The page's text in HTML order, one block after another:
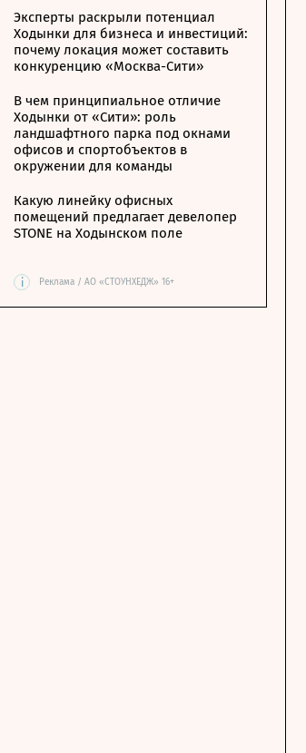
Эксперты раскрыли потенциал
Ходынки для бизнеса и инвестиций:
почему локация может составить
конкуренцию «Москва-Сити»
В чем принципиальное отличие
Ходынки от «Сити»: роль
ландшафтного парка под окнами
офисов и спортобъектов в
окружении для команды
Какую линейку офисных
помещений предлагает девелопер
STONE на Ходынском поле
i Реклама / АО «СТОУНХЕДЖ» 16+